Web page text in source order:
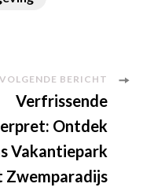
VOLGENDE BERICHT
Verfrissende
Ontdek
Vakantiepark
Zwemparadijs